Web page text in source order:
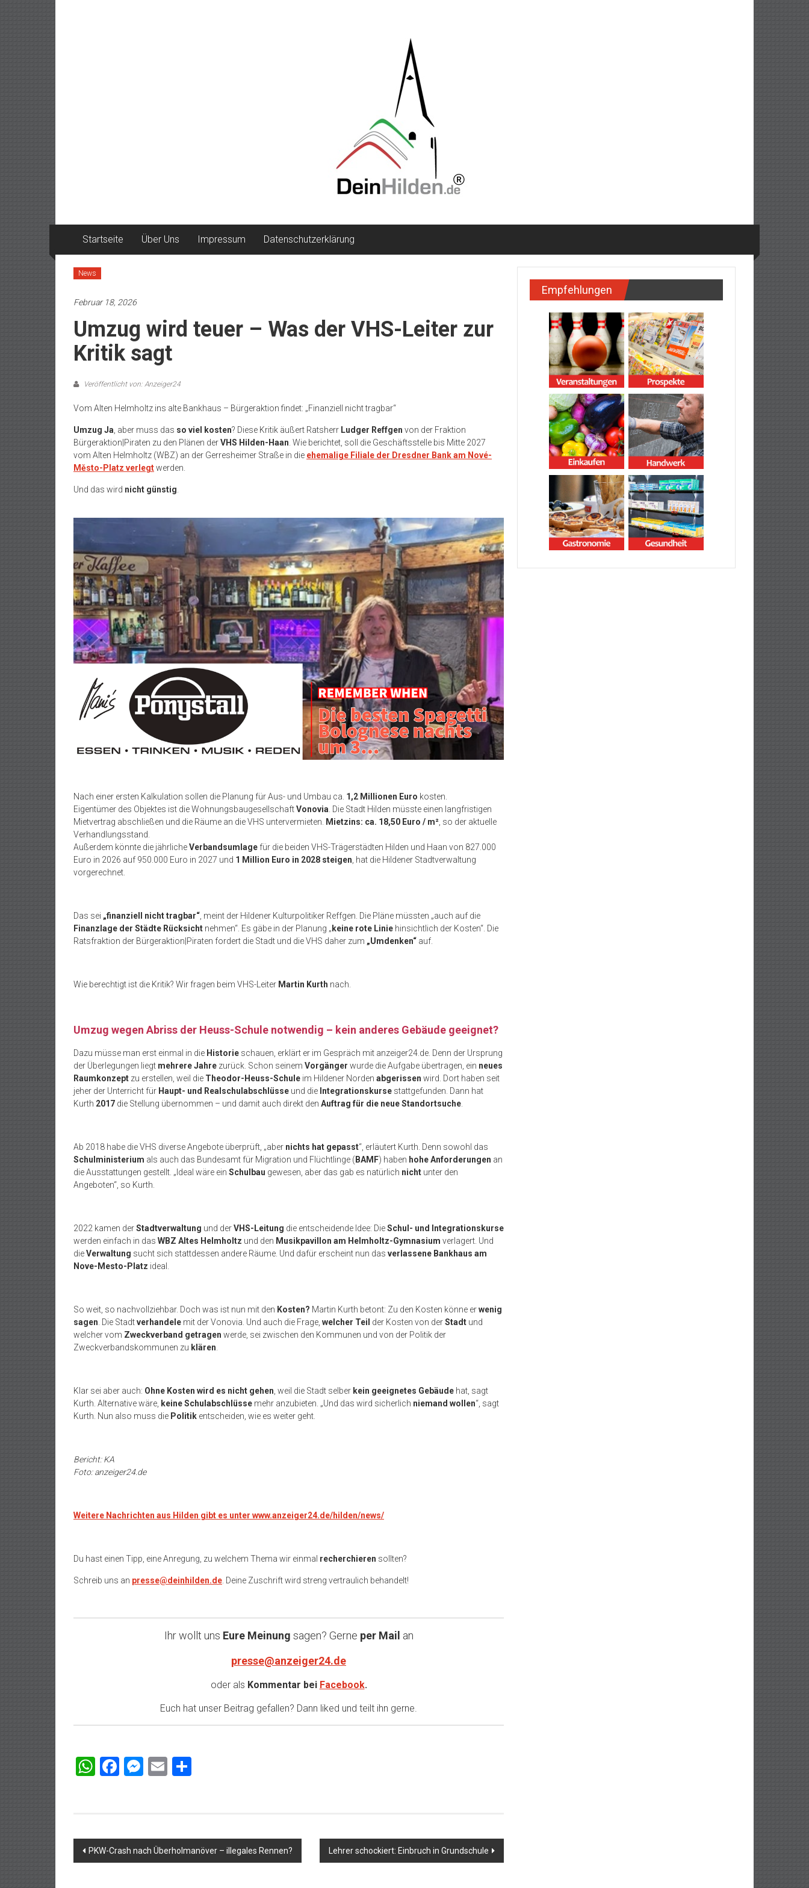
Startseite Über Uns Impressum Datenschutzerklärung
News
Februar 18, 2026
Umzug wird teuer – Was der VHS-Leiter zur
Kritik sagt
Veröffentlicht von: Anzeiger24
Vom Alten Helmholtz ins alte Bankhaus – Bürgeraktion findet: „Finanziell nicht tragbar“
Umzug Ja , aber muss das so viel kosten? Diese Kritik äußert Ratsherr Ludger Reffgen von der Fraktion
Bürgeraktion|Piraten zu den Plänen derVHS Hilden-Haan . Wie berichtet, soll die Geschäftsstelle bis Mitte 2027
vom Alten Helmholtz (WBZ) an der Gerresheimer Straße in die ehemalige Filiale der Dresdner Bank am Nové-
Město-Platz verlegtwerden.
Und das wird nicht günstig
Nach einer ersten Kalkulation sollen die Planung für Aus- und Umbau ca. 1,2 Millionen Euro kosten.
Eigentümer des Objektes ist die WohnungsbaugesellschaftVonovia . Die Stadt Hilden müsste einen langfristigen
Mietvertrag abschließen und die Räume an die VHS untervermieten.
Mietzins: ca. 18,50 Euro / m² , so der aktuelle
Verhandlungsstand.
Außerdem könnte die jährlicheVerbandsumlage für die beiden VHS-Trägerstädten Hilden und Haan von 827.000
Euro in 2026 auf 950.000 Euro in 2027 und 1 Million Euro in 2028 steigen , hat die Hildener Stadtverwaltung
vorgerechnet.
Das sei „finanziell nicht tragbar“ , meint der Hildener Kulturpolitiker Reffgen. Die Pläne müssten „auch auf die
Finanzlage der Städte Rücksicht nehmen“. Es gäbe in der Planung „ keine rote Linie hinsichtlich der Kosten“. Die
Ratsfraktion der Bürgeraktion|Piraten fordert die Stadt und die VHS daher zum „Umdenken“ auf.
Wie berechtigt ist die Kritik? Wir fragen beim VHS-Leiter Martin Kurth nach.
Umzug wegen Abriss der Heuss-Schule notwendig – kein anderes Gebäude geeignet?
Dazu müsse man erst einmal in die Historie schauen, erklärt er im Gespräch mit anzeiger24.de. Denn der Ursprung
der Überlegungen liegt mehrere Jahre zurück. Schon seinem Vorgänger wurde die Aufgabe übertragen, ein neues
Raumkonzept zu erstellen, weil die Theodor-Heuss-Schule im Hildener Norden abgerissen wird. Dort haben seit
jeher der Unterricht für Haupt- und Realschulabschlüsse und die Integrationskurse stattgefunden. Dann hat
Kurth 2017 die Stellung übernommen – und damit auch direkt den Auftrag für die neue Standortsuche
Ab 2018 habe die VHS diverse Angebote überprüft, „aber nichts hat gepasst“, erläutert Kurth. Denn sowohl das
Schulministerium als auch das Bundesamt für Migration und Flüchtlinge ( BAMF) haben hohe Anforderungen an
die Ausstattungen gestellt. „Ideal wäre ein Schulbau gewesen, aber das gab es natürlich nicht unter den
Angeboten“, so Kurth.
2022 kamen derStadtverwaltung und derVHS-Leitung die entscheidende Idee: DieSchul- und Integrationskurse
werden einfach in das WBZ Altes Helmholtz und den Musikpavillon am Helmholtz-Gymnasium verlagert. Und
dieVerwaltung sucht sich stattdessen andere Räume. Und dafür erscheint nun das verlassene Bankhaus am
Nove-Mesto-Platz ideal.
So weit, so nachvollziehbar. Doch was ist nun mit den Kosten? Martin Kurth betont: Zu den Kosten könne erwenig
sagen . Die Stadtverhandele mit der Vonovia. Und auch die Frage, welcher Teil der Kosten von derStadt und
welcher vom Zweckverband getragen werde, sei zwischen den Kommunen und von der Politik der
Zweckverbandskommunen zu klären
Klar sei aber auch: Ohne Kosten wird es nicht gehen , weil die Stadt selber kein geeignetes Gebäude hat, sagt
Kurth. Alternative wäre, keine Schulabschlüsse mehr anzubieten. „Und das wird sicherlich niemand wollen“, sagt
Kurth. Nun also muss die Politik entscheiden, wie es weiter geht.
Bericht: KA
Foto: anzeiger24.de
Weitere Nachrichten aus Hilden gibt es unter www.anzeiger24.de/hilden/news/
Du hast einen Tipp, eine Anregung, zu welchem Thema wir einmal recherchieren sollten?
Schreib uns an presse@deinhilden.de . Deine Zuschrift wird streng vertraulich behandelt!
Ihr wollt uns Eure Meinung sagen? Gerne per Mail an
presse@anzeiger24.de
oder als Kommentar bei Facebook.
Euch hat unser Beitrag gefallen? Dann liked und teilt ihn gerne.
WhatsApp
Facebook
Messenger
Email
Beitragsnavigation
PKW-Crash nach Überholmanöver – illegales Rennen? Lehrer schockiert: Einbruch in Grundschule
Empfehlungen